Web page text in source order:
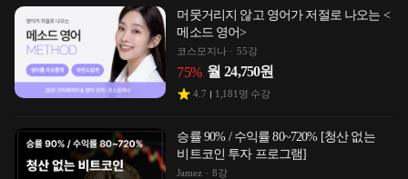
머뭇거리지 않고 영어가 저절로 나오는 <
메소드 영어>
코스모지나 55강
75% 월 24,750원
4.7 1,181 명 수강
승률 90% / 수익률 80~720% [청산 없는
비트코인 투자 프로그램]
Jamez 8강